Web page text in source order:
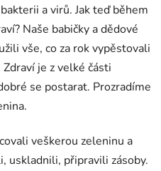
a virů. Jak teď během
Naše babičky a dědové
vše, co za rok vypěstovali
je z velké části
se postarat. Prozradíme
veškerou zeleninu a
uskladnili, připravili zásoby.